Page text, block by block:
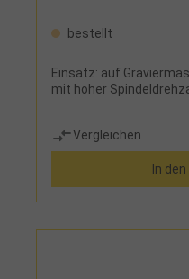
bestellt
Einsatz: auf
mit hoher
Vergleichen
In